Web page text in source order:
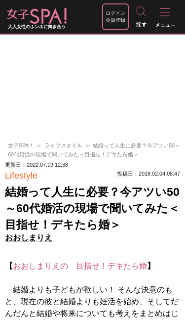
大人女性のホンネに向き合う
ログイン
会員登録
女子SPA！ ライフスタイル
結婚って人生に必要？今アツい50～
60代婚活の現場で聞いてみた＜目指せ！デキたら婚＞
更新日：2022.07.19 12:38
Lifestyle 投稿日：2018.02.04 08:47
結婚って人生に必要？今アツい50
～60代婚活の現場で聞いてみた＜
目指せ！デキたら婚＞
おおしまりえ
【おおしまりえの 目指せ！デキたら婚】
結婚よりも子どもが欲しい！ そんな決意のも
と、現在の彼と結婚よりも妊活を始め、そしてだ
んだんと結婚や将来についても考えをまとめはじ